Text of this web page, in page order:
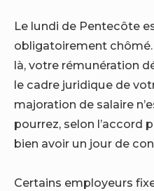
Le lundi de Pentecôte
obligatoirement chômé.
là, votre rémunération
le cadre juridique de
majoration de salaire
pourrez, selon l’accord
bien avoir un jour de
Certains employeurs